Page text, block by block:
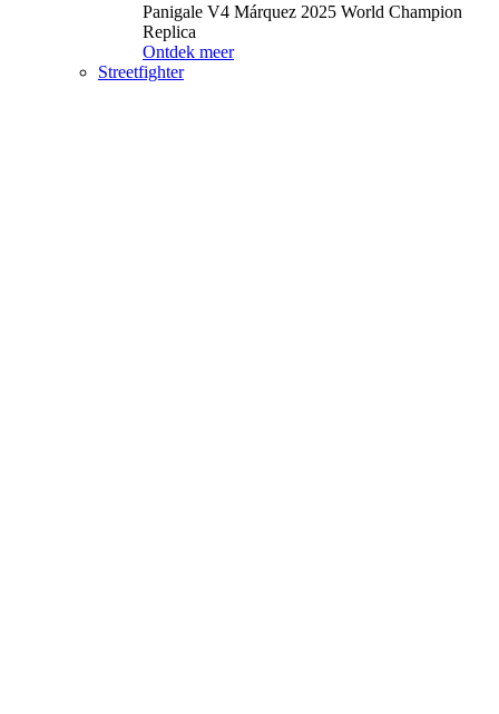
Panigale V4 Márquez 2025 World Champion
Replica
Ontdek meer
Streetfighter